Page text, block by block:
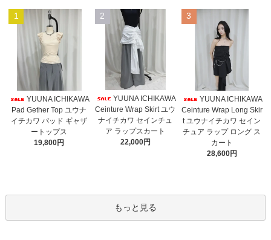
1
YUUNA ICHIKAWA
Pad Gether Top ユウナ
イチカワ パッド ギャザ
ートップス
19,800円
2
YUUNA ICHIKAWA
Ceinture Wrap Skirt ユウ
ナイチカワ セインチュ
ア ラップスカート
22,000円
3
YUUNA ICHIKAWA
Ceinture Wrap Long Skir
t ユウナイチカワ セイン
チュア ラップ ロング ス
カート
28,600円
もっと見る